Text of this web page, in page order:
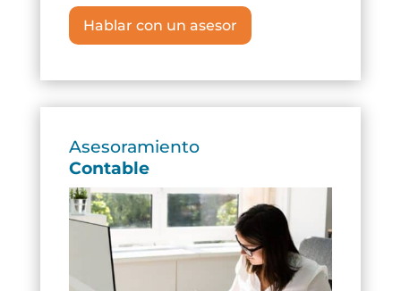
Hablar con un asesor
Asesoramiento
Contable